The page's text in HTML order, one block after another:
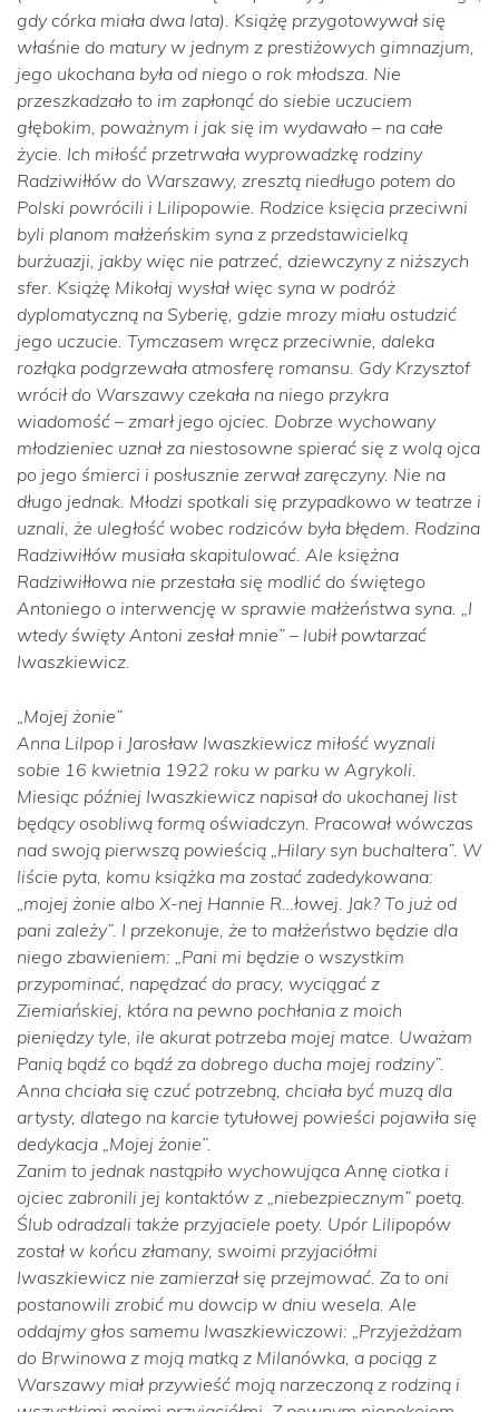
gdy córka miała dwa lata). Książę przygotowywał się
właśnie do matury w jednym z prestiżowych gimnazjum,
jego ukochana była od niego o rok młodsza. Nie
przeszkadzało to im zapłonąć do siebie uczuciem
głębokim, poważnym i jak się im wydawało – na całe
życie. Ich miłość przetrwała wyprowadzkę rodziny
Radziwiłłów do Warszawy, zresztą niedługo potem do
Polski powrócili i Lilipopowie. Rodzice księcia przeciwni
byli planom małżeńskim syna z przedstawicielką
burżuazji, jakby więc nie patrzeć, dziewczyny z niższych
sfer. Książę Mikołaj wysłał więc syna w podróż
dyplomatyczną na Syberię, gdzie mrozy miału ostudzić
jego uczucie. Tymczasem wręcz przeciwnie, daleka
rozłąka podgrzewała atmosferę romansu. Gdy Krzysztof
wrócił do Warszawy czekała na niego przykra
wiadomość – zmarł jego ojciec. Dobrze wychowany
młodzieniec uznał za niestosowne spierać się z wolą ojca
po jego śmierci i posłusznie zerwał zaręczyny. Nie na
długo jednak. Młodzi spotkali się przypadkowo w teatrze i
uznali, że uległość wobec rodziców była błędem. Rodzina
Radziwiłłów musiała skapitulować. Ale księżna
Radziwiłłowa nie przestała się modlić do świętego
Antoniego o interwencję w sprawie małżeństwa syna. „I
wtedy święty Antoni zesłał mnie” – lubił powtarzać
Iwaszkiewicz.
„Mojej żonie”
Anna Lilpop i Jarosław Iwaszkiewicz miłość wyznali
sobie 16 kwietnia 1922 roku w parku w Agrykoli.
Miesiąc później Iwaszkiewicz napisał do ukochanej list
będący osobliwą formą oświadczyn. Pracował wówczas
nad swoją pierwszą powieścią „Hilary syn buchaltera”. W
liście pyta, komu książka ma zostać zadedykowana:
„mojej żonie albo X-nej Hannie R…łowej. Jak? To już od
pani zależy”. I przekonuje, że to małżeństwo będzie dla
niego zbawieniem: „Pani mi będzie o wszystkim
przypominać, napędzać do pracy, wyciągać z
Ziemiańskiej, która na pewno pochłania z moich
pieniędzy tyle, ile akurat potrzeba mojej matce. Uważam
Panią bądź co bądź za dobrego ducha mojej rodziny”.
Anna chciała się czuć potrzebną, chciała być muzą dla
artysty, dlatego na karcie tytułowej powieści pojawiła się
dedykacja „Mojej żonie”.
Zanim to jednak nastąpiło wychowująca Annę ciotka i
ojciec zabronili jej kontaktów z „niebezpiecznym” poetą.
Ślub odradzali także przyjaciele poety. Upór Lilipopów
został w końcu złamany, swoimi przyjaciółmi
Iwaszkiewicz nie zamierzał się przejmować. Za to oni
postanowili zrobić mu dowcip w dniu wesela. Ale
oddajmy głos samemu Iwaszkiewiczowi: „Przyjeżdżam
do Brwinowa z moją matką z Milanówka, a pociąg z
Warszawy miał przywieść moją narzeczoną z rodziną i